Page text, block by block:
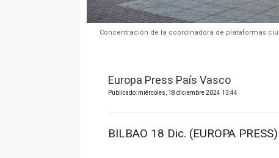
Concentración de la coordinadora de plataformas
Europa Press País Vasco
Publicado: miércoles, 18 diciembre 2024 13:44
BILBAO 18 Dic. (EUROPA